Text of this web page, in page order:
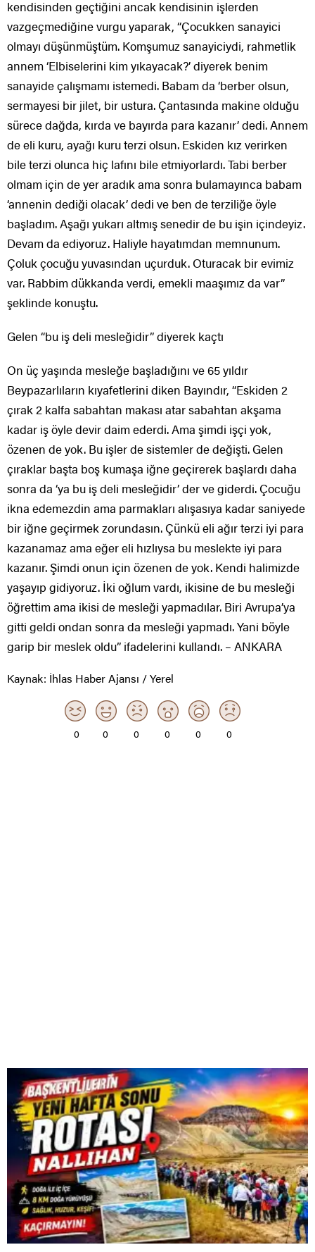
kendisinden geçtiğini ancak kendisinin işlerden
vazgeçmediğine vurgu yaparak, “Çocukken sanayici
olmayı düşünmüştüm. Komşumuz sanayiciydi, rahmetlik
annem ‘Elbiselerini kim yıkayacak?’ diyerek benim
sanayide çalışmamı istemedi. Babam da ‘berber olsun,
sermayesi bir jilet, bir ustura. Çantasında makine olduğu
sürece dağda, kırda ve bayırda para kazanır’ dedi. Annem
de eli kuru, ayağı kuru terzi olsun. Eskiden kız verirken
bile terzi olunca hiç lafını bile etmiyorlardı. Tabi berber
olmam için de yer aradık ama sonra bulamayınca babam
‘annenin dediği olacak’ dedi ve ben de terziliğe öyle
başladım. Aşağı yukarı altmış senedir de bu işin içindeyiz.
Devam da ediyoruz. Haliyle hayatımdan memnunum.
Çoluk çocuğu yuvasından uçurduk. Oturacak bir evimiz
var. Rabbim dükkanda verdi, emekli maaşımız da var”
şeklinde konuştu.
Gelen “bu iş deli mesleğidir” diyerek kaçtı
On üç yaşında mesleğe başladığını ve 65 yıldır
Beypazarlıların kıyafetlerini diken Bayındır, “Eskiden 2
çırak 2 kalfa sabahtan makası atar sabahtan akşama
kadar iş öyle devir daim ederdi. Ama şimdi işçi yok,
özenen de yok. Bu işler de sistemler de değişti. Gelen
çıraklar başta boş kumaşa iğne geçirerek başlardı daha
sonra da ‘ya bu iş deli mesleğidir’ der ve giderdi. Çocuğu
ikna edemezdin ama parmakları alışasıya kadar saniyede
bir iğne geçirmek zorundasın. Çünkü eli ağır terzi iyi para
kazanamaz ama eğer eli hızlıysa bu meslekte iyi para
kazanır. Şimdi onun için özenen de yok. Kendi halimizde
yaşayıp gidiyoruz. İki oğlum vardı, ikisine de bu mesleği
öğrettim ama ikisi de mesleği yapmadılar. Biri Avrupa’ya
gitti geldi ondan sonra da mesleği yapmadı. Yani böyle
garip bir meslek oldu” ifadelerini kullandı. – ANKARA
Kaynak: İhlas Haber Ajansı / Yerel
0 0 0 0 0 0